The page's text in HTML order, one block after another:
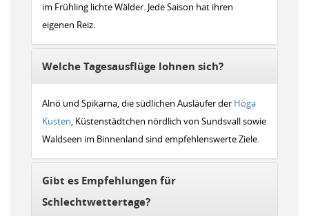
im Frühling lichte Wälder. Jede Saison hat ihren
eigenen Reiz.
Welche Tagesausflüge lohnen sich?
Alnö und Spikarna, die südlichen Ausläufer der Höga
Kusten, Küstenstädtchen nördlich von Sundsvall sowie
Waldseen im Binnenland sind empfehlenswerte Ziele.
Gibt es Empfehlungen für
Schlechtwettertage?